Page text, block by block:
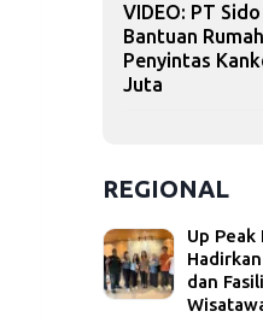
VIDEO: PT
Bantuan
Penyintas
Juta
REGIONAL
Up
dan